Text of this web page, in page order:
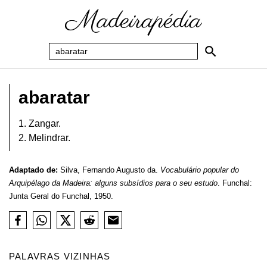
abaratar
1. Zangar.
2. Melindrar.
Adaptado de: Silva, Fernando Augusto da. Vocabulário popular do
Arquipélago da Madeira: alguns subsídios para o seu estudo. Funchal:
Junta Geral do Funchal, 1950.
PALAVRAS VIZINHAS